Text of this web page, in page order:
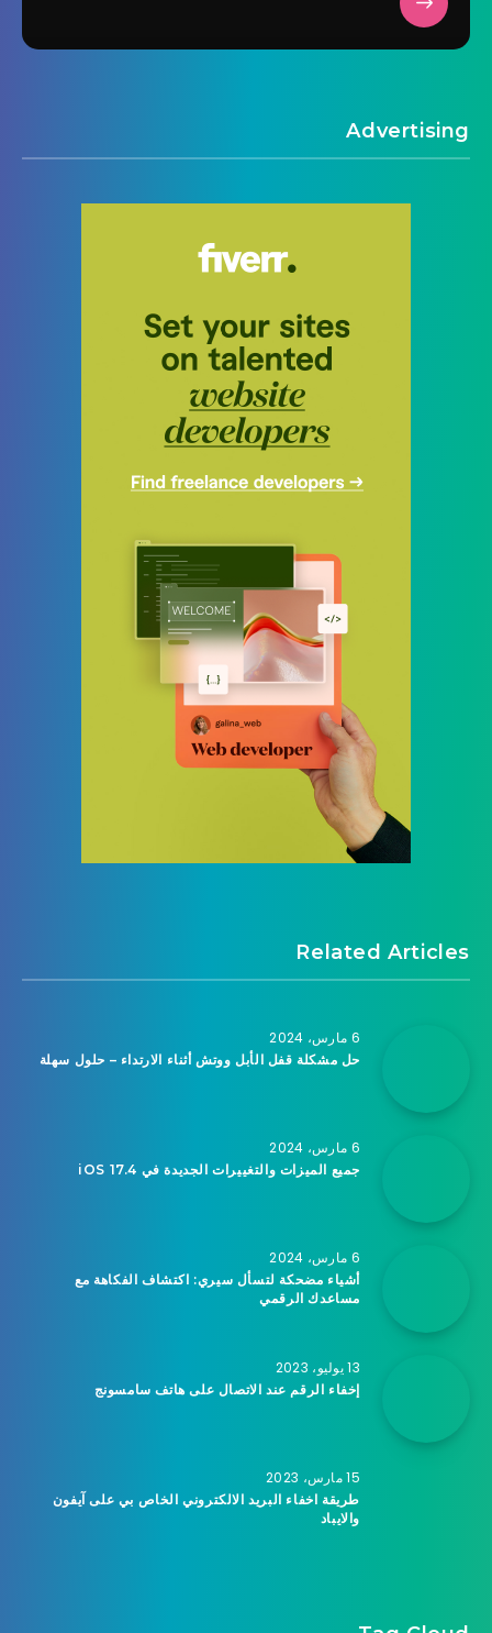
Advertising
Related Articles
6 مارس، 2024
حل مشكلة قفل الأبل ووتش أثناء الارتداء – حلول سهلة
6 مارس، 2024
جميع الميزات والتغييرات الجديدة في iOS 17.4
6 مارس، 2024
أشياء مضحكة لتسأل سيري: اكتشاف الفكاهة مع
مساعدك الرقمي
13 يوليو، 2023
إخفاء الرقم عند الاتصال على هاتف سامسونج
15 مارس، 2023
طريقة اخفاء البريد الالكتروني الخاص بي على آيفون
والايباد